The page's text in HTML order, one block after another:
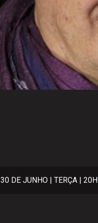
30 DE JUNHO | TERÇA | 20H